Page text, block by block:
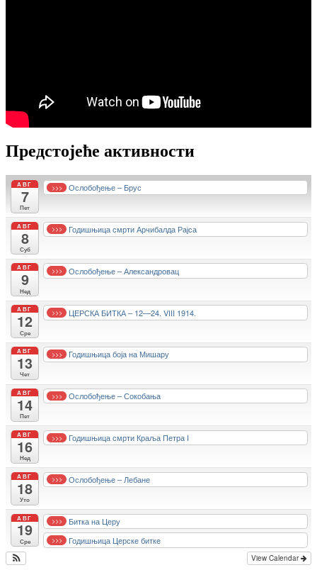
Предстојеће активности
АВГ
7
Пет
>>> Ослобођење – Брус
АВГ
8
Суб
>>> Годишњица смрти Арчибалда Рајса
АВГ
9
Нед
>>> Ослобођење – Александровац
АВГ
12
Сре
>>> ЦЕРСКА БИТКА – 12—24. VIII 1914.
АВГ
13
Чет
>>> Годишњица боја на Мишару
АВГ
14
Пет
>>> Ослобођење – Сокобања
АВГ
16
Нед
>>> Годишњица смрти Краља Петра I
АВГ
18
Уто
>>> Ослобођење – Лебане
АВГ
19
Сре
>>> Битка на Церу
>>> Годишњица Церске битке
View Calendar